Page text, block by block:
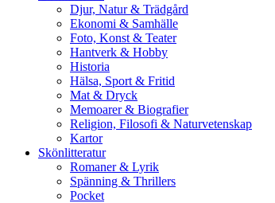
Djur, Natur & Trädgård
Ekonomi & Samhälle
Foto, Konst & Teater
Hantverk & Hobby
Historia
Hälsa, Sport & Fritid
Mat & Dryck
Memoarer & Biografier
Religion, Filosofi & Naturvetenskap
Kartor
Skönlitteratur
Romaner & Lyrik
Spänning & Thrillers
Pocket